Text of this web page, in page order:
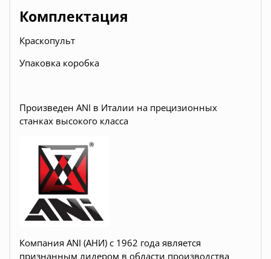
Комплектация
Краскопульт
Упаковка коробка
Произведен ANI в Италии на прецизионных
станках высокого класса
Компания ANI (АНИ) с 1962 года является
признанным лидером в области производства